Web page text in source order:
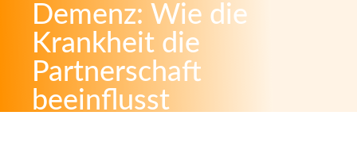
Demenz: Wie die
Krankheit die
Partnerschaft
beeinflusst